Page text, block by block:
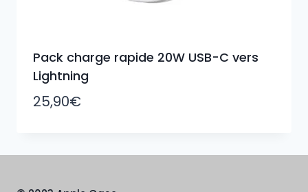
Pack charge rapide 20W USB-C vers
Lightning
25,90€